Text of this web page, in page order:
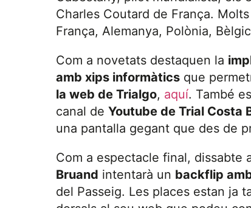
Charles Coutard de França.
França, Alemanya, Polònia,
Com a novetats destaquen la
amb xips informàtics que
la web de Trialgo, aquí. També
canal de Youtube de Trial Costa
una pantalla gegant que des de
Com a espectacle final, dissabte
Bruand intentarà un backflip
del Passeig. Les places estan ja